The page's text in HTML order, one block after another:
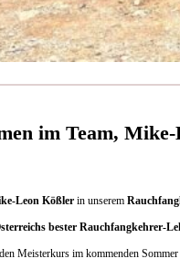
im Team,
Leon Kößler in unserem
bester Rauchfangkehrer-
Meisterkurs im kommenden Sommer
später war jemand
Bewertungen